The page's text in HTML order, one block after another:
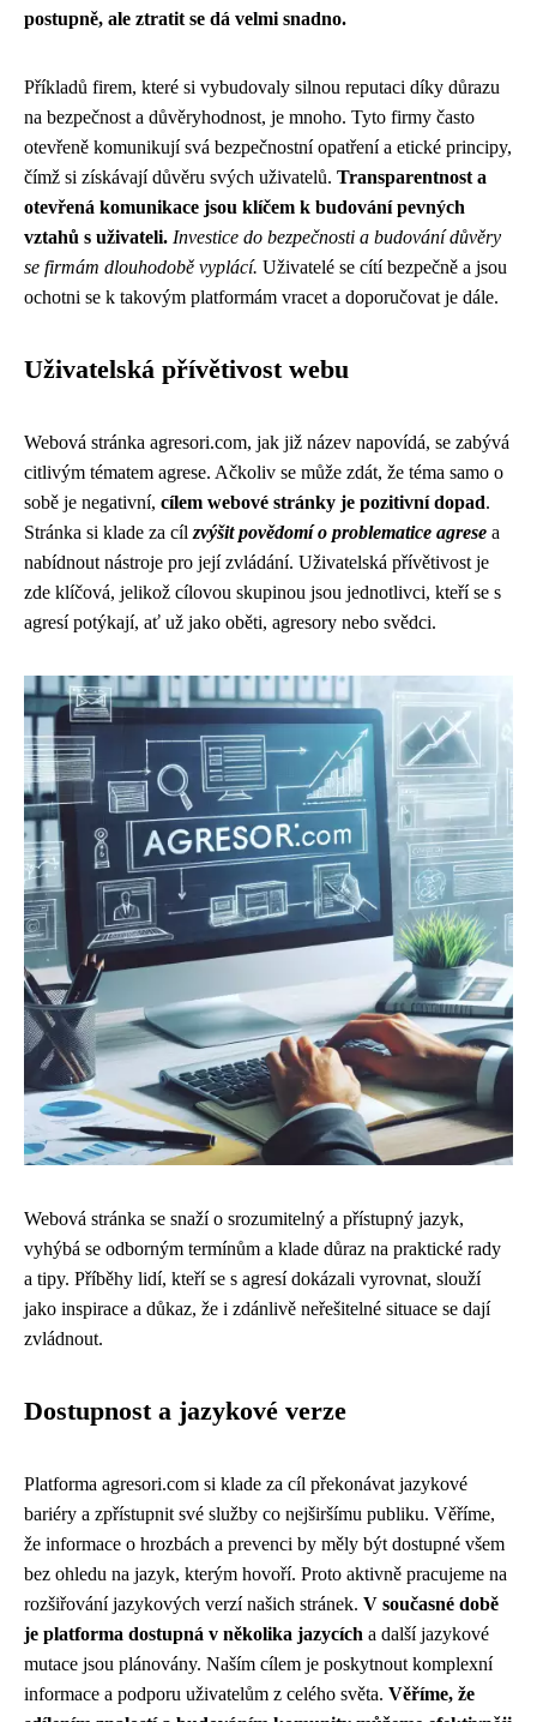
postupně, ale ztratit se dá velmi snadno.
Příkladů firem, které si vybudovaly silnou reputaci díky důrazu
na bezpečnost a důvěryhodnost, je mnoho. Tyto firmy často
otevřeně komunikují svá bezpečnostní opatření a etické principy,
čímž si získávají důvěru svých uživatelů. Transparentnost a
otevřená komunikace jsou klíčem k budování pevných
vztahů s uživateli. Investice do bezpečnosti a budování důvěry
se firmám dlouhodobě vyplácí. Uživatelé se cítí bezpečně a jsou
ochotni se k takovým platformám vracet a doporučovat je dále.
Uživatelská přívětivost webu
Webová stránka agresori.com, jak již název napovídá, se zabývá
citlivým tématem agrese. Ačkoliv se může zdát, že téma samo o
sobě je negativní, cílem webové stránky je pozitivní dopad.
Stránka si klade za cíl zvýšit povědomí o problematice agrese a
nabídnout nástroje pro její zvládání. Uživatelská přívětivost je
zde klíčová, jelikož cílovou skupinou jsou jednotlivci, kteří se s
agresí potýkají, ať už jako oběti, agresory nebo svědci.
Webová stránka se snaží o srozumitelný a přístupný jazyk,
vyhýbá se odborným termínům a klade důraz na praktické rady
a tipy. Příběhy lidí, kteří se s agresí dokázali vyrovnat, slouží
jako inspirace a důkaz, že i zdánlivě neřešitelné situace se dají
zvládnout.
Dostupnost a jazykové verze
Platforma agresori.com si klade za cíl překonávat jazykové
bariéry a zpřístupnit své služby co nejširšímu publiku. Věříme,
že informace o hrozbách a prevenci by měly být dostupné všem
bez ohledu na jazyk, kterým hovoří. Proto aktivně pracujeme na
rozšiřování jazykových verzí našich stránek. V současné době
je platforma dostupná v několika jazycích a další jazykové
mutace jsou plánovány. Naším cílem je poskytnout komplexní
informace a podporu uživatelům z celého světa. Věříme, že